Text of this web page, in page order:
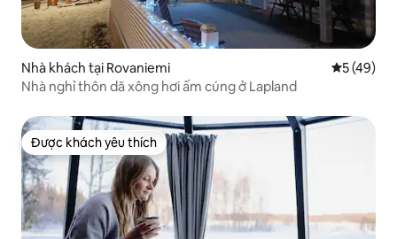
Nhà khách tại Rovaniemi Xếp hạng
5 (49)
Nhà nghỉ thôn dã xông hơi ấm cúng ở Lapland
Được khách yêu thích
Được khách yêu thích